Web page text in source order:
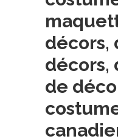
décors,
décors,
de